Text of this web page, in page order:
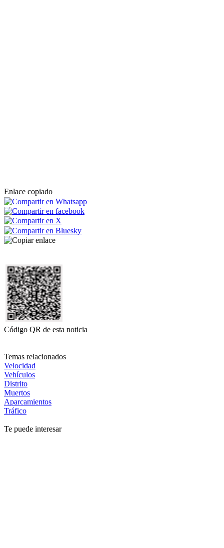
Enlace copiado
Código QR de esta noticia
Temas relacionados
Velocidad
Vehículos
Distrito
Muertos
Aparcamientos
Tráfico
Te puede interesar